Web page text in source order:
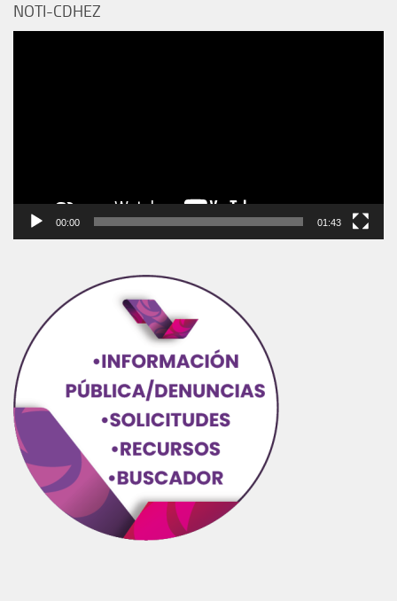
NOTI-CDHEZ
00:00 01:43